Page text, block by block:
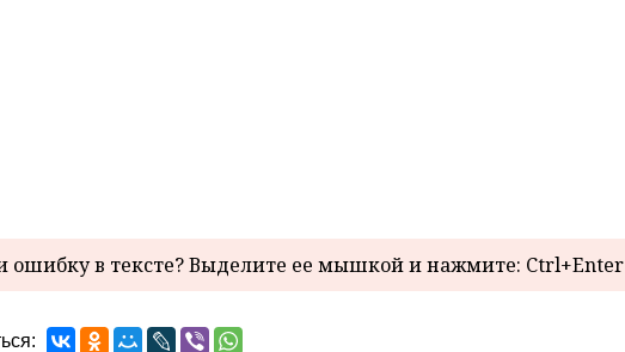
в тексте? Выделите ее мышкой и нажмите: Ctrl+Enter